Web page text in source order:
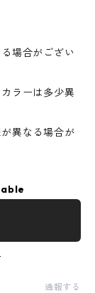
場合がござい
ラーは多少異
異なる場合が
通報する